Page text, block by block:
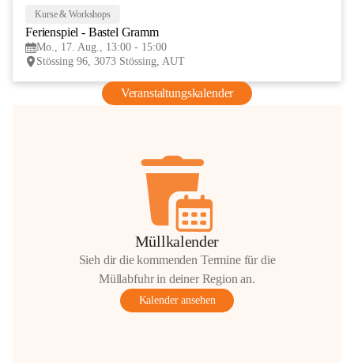
Kurse & Workshops
Ferienspiel - Bastel Gramm
Mo., 17. Aug., 13:00 - 15:00
Stössing 96, 3073 Stössing, AUT
Veranstaltungskalender
Müllkalender
Sieh dir die kommenden Termine für die
Müllabfuhr in deiner Region an.
Kalender ansehen